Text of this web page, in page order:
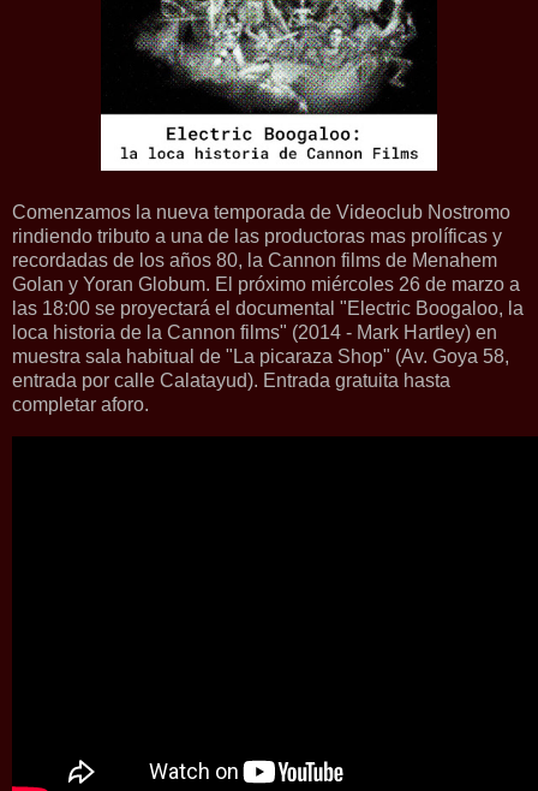
Comenzamos la nueva temporada de Videoclub Nostromo
rindiendo tributo a una de las productoras mas prolíficas y
recordadas de los años 80, la Cannon films de Menahem
Golan y Yoran Globum. El próximo miércoles 26 de marzo a
las 18:00 se proyectará el documental "Electric Boogaloo, la
loca historia de la Cannon films" (2014 - Mark Hartley) en
muestra sala habitual de "La picaraza Shop" (Av. Goya 58,
entrada por calle Calatayud). Entrada gratuita hasta
completar aforo.